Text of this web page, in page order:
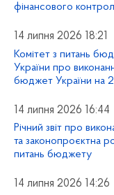
фінансового
14 липня 2026 18:21
Комітет з питань
України про
бюджет України на
14 липня 2026 16:44
Річний звіт про
та законопроєктна
питань бюджету
14 липня 2026 14:26